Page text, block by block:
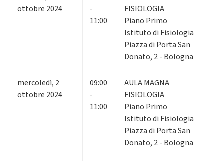
ottobre 2024
-
11:00
FISIOLOGIA
Piano Primo
Istituto di Fisiologia
Piazza di Porta San
Donato, 2 - Bologna
mercoledì, 2
ottobre 2024
09:00
-
11:00
AULA MAGNA
FISIOLOGIA
Piano Primo
Istituto di Fisiologia
Piazza di Porta San
Donato, 2 - Bologna